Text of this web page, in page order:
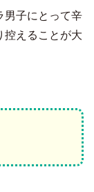
男子にとって辛
控えることが大